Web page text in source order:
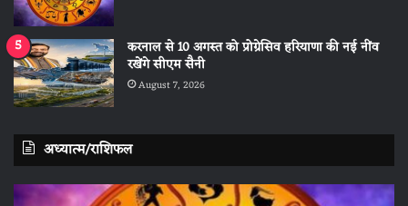
करनाल से 10 अगस्त को प्रोग्रेसिव हरियाणा की नई नींव
रखेंगे सीएम सैनी
August 7, 2026
अध्यात्म/राशिफल